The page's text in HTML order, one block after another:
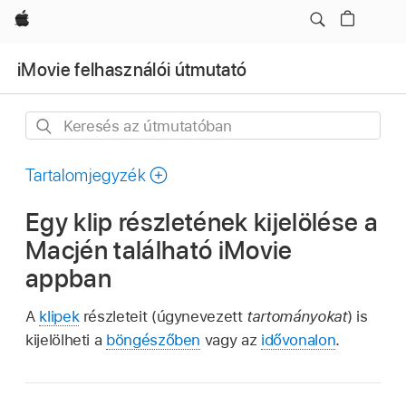
Apple
iMovie felhasználói útmutató
Keresés
útmutatóban
Tartalomjegyzék
Egy klip részletének kijelölése a
Macjén található iMovie
appban
A klipekrészleteit (úgynevezett tartományokat) is
kijelölheti a böngészőben vagy az idővonalon.